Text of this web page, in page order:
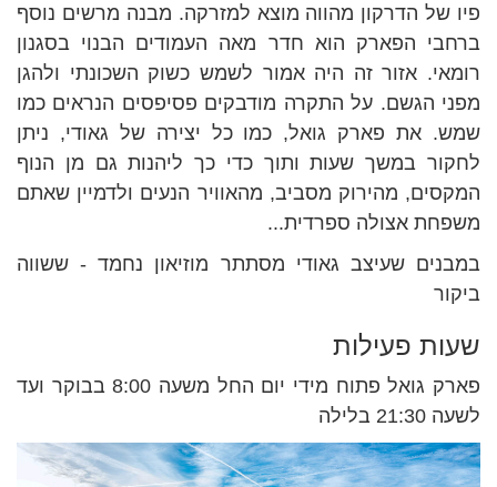
פיו של הדרקון מהווה מוצא למזרקה. מבנה מרשים נוסף
ברחבי הפארק הוא חדר מאה העמודים הבנוי בסגנון
רומאי. אזור זה היה אמור לשמש כשוק השכונתי ולהגן
מפני הגשם. על התקרה מודבקים פסיפסים הנראים כמו
שמש. את פארק גואל, כמו כל יצירה של גאודי, ניתן
לחקור במשך שעות ותוך כדי כך ליהנות גם מן הנוף
המקסים, מהירוק מסביב, מהאוויר הנעים ולדמיין שאתם
משפחת אצולה ספרדית...
במבנים שעיצב גאודי מסתתר מוזיאון נחמד - ששווה
ביקור
שעות פעילות
פארק גואל פתוח מידי יום החל משעה 8:00 בבוקר ועד
לשעה 21:30 בלילה